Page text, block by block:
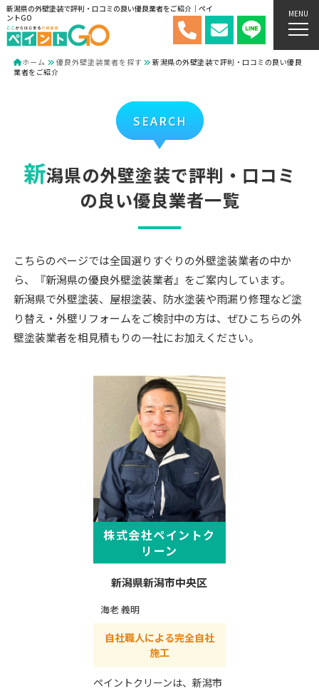
新潟県の外壁塗装で評判・口コミの良い優良業者をご紹介｜ペイ
ントGO
MENU
ホーム 優良外壁塗装業者を探す
新潟県の外壁塗装で評判・口コミの良い優良
業者をご紹介
SEARCH
新潟県の外壁塗装で評判・口コミ
の良い優良業者一覧
こちらのページでは全国選りすぐりの外壁塗装業者の中か
ら、『新潟県の優良外壁塗装業者』をご案内しています。
新潟県で外壁塗装、屋根塗装、防水塗装や雨漏り修理など塗
り替え・外壁リフォームをご検討中の方は、ぜひこちらの外
壁塗装業者を相見積もりの一社にお加えください。
株式会社ペイントク
リーン
新潟県新潟市中央区
海老 義明
自社職人による完全自社
施工
ペイントクリーンは、新潟市